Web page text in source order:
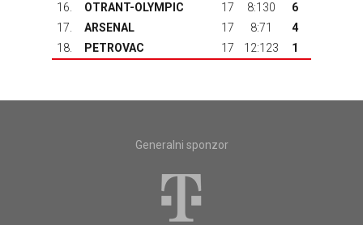
16.
OTRANT-OLYMPIC 17 8:130
6
17.
ARSENAL 17 8:71
4
18.
PETROVAC 17 12:123 1
Generalni sponzor